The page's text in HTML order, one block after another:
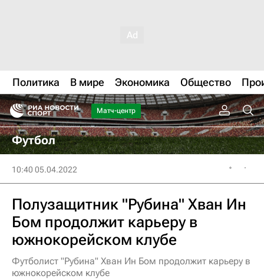
Политика В мире Экономика Общество
Матч-центр
Футбол
10:40 05.04.2022
Полузащитник "Рубина" Хван Ин
Бом продолжит карьеру в
южнокорейском клубе
Футболист "Рубина" Хван Ин Бом продолжит карьеру в
южнокорейском клубе